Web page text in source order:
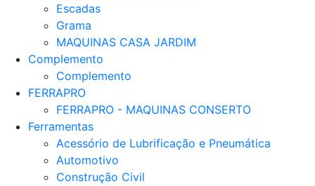
Escadas
Grama
MAQUINAS CASA JARDIM
Complemento
Complemento
FERRAPRO
FERRAPRO - MAQUINAS CONSERTO
Ferramentas
Acessório de Lubrificação e Pneumática
Automotivo
Construção Civil